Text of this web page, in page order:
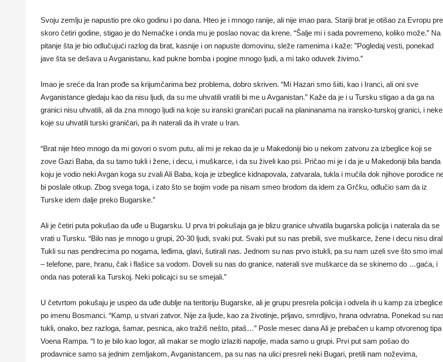
Svoju zemlju je napustio pre oko godinu i po dana. Hteo je i mnogo ranije, ali nije imao para. Stariji brat je otišao za Evropu pre
skoro četiri godine, stigao je do Nemačke i onda mu je poslao novac da krene. “Šalje mi i sada povremeno, koliko može.” Na
pitanje šta je bio odlučujući razlog da brat, kasnije i on napuste domovinu, sleže ramenima i kaže: ”Pogledaj vesti, ponekad
jave šta se dešava u Avganistanu, kad pukne bomba i pogine mnogo ljudi, a mi tako oduvek živimo.”
Imao je sreće da Iran prođe sa krijumčarima bez problema, dobro skriven. “Mi Hazari smo šiiti, kao i Iranci, ali oni sve
Avganistance gledaju kao da nisu ljudi, da su me uhvatili vratili bi me u Avganistan.” Kaže da je i u Tursku stigao a da ga na
granici nisu uhvatili, ali da zna mnogo ljudi na koje su iranski graničari pucali na planinanama na iransko-turskoj granici, i neke
koje su uhvatili turski graničari, pa ih naterali da ih vrate u Iran.
“Brat nije hteo mnogo da mi govori o svom putu, ali mi je rekao da je u Makedoniji bio u nekom zatvoru za izbeglice koji se
zove Gazi Baba, da su tamo tukli i žene, i decu, i muškarce, i da su živeli kao psi. Pričao mi je i da je u Makedoniji bila banda
koju je vodio neki Avgan koga su zvali Ali Baba, koja je izbeglice kidnapovala, zatvarala, tukla i mučila dok njihove porodice
bi poslale otkup. Zbog svega toga, i zato što se bojim vode pa nisam smeo brodom da idem za Grčku, odlučio sam da iz
Turske idem dalje preko Bugarske.”
Ali je četiri puta pokušao da uđe u Bugarsku. U prva tri pokušaja ga je blizu granice uhvatila bugarska policija i naterala da se
vrati u Tursku. “Bilo nas je mnogo u grupi, 20-30 ljudi, svaki put. Svaki put su nas prebili, sve muškarce, žene i decu nisu
Tukli su nas pendrecima po nogama, leđima, glavi, šutirali nas. Jednom su nas prvo istukli, pa su nam uzeli sve što smo
– telefone, pare, hranu, čak i flašice sa vodom. Doveli su nas do granice, naterali sve muškarce da se skinemo do …gaća, i
onda nas poterali ka Turskoj. Neki policajci su se smejali.”
U četvrtom pokušaju je uspeo da uđe dublje na teritoriju Bugarske, ali je grupu presrela policija i odvela ih u kamp za izbeglice
po imenu Bosmanci. “Kamp, u stvari zatvor. Nije za ljude, kao za životinje, prljavo, smrdljivo, hrana odvratna. Ponekad su
tukli, onako, bez razloga, šamar, pesnica, ako tražiš nešto, pitaš…” Posle mesec dana Ali je prebačen u kamp otvorenog tipa
Voena Rampa. “I to je bilo kao logor, ali makar se moglo izlaziti napolje, mada samo u grupi. Prvi put sam pošao do
prodavnice samo sa jednim zemljakom, Avganistancem, pa su nas na ulici presreli neki Bugari, pretili nam noževima,